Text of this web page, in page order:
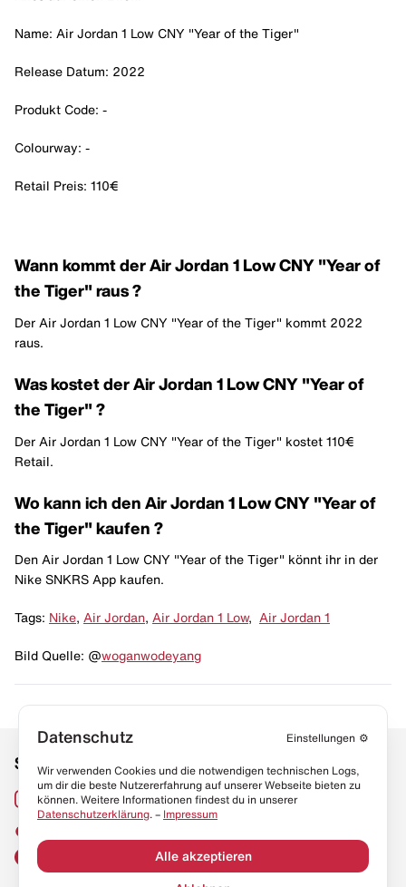
Name: Air Jordan 1 Low CNY "Year of the Tiger"
Release Datum: 2022
Produkt Code: -
Colourway: -
Retail Preis: 110€
Wann kommt der Air Jordan 1 Low CNY "Year of
the Tiger" raus ?
Der Air Jordan 1 Low CNY "Year of the Tiger" kommt 2022
raus.
Was kostet der Air Jordan 1 Low CNY "Year of
the Tiger" ?
Der Air Jordan 1 Low CNY "Year of the Tiger" kostet 110€
Retail.
Wo kann ich den Air Jordan 1 Low CNY "Year of
the Tiger" kaufen ?
Den Air Jordan 1 Low CNY "Year of the Tiger" könnt ihr in der
Nike SNKRS App kaufen.
Tags: Nike, Air Jordan, Air Jordan 1 Low, Air Jordan 1
Bild Quelle: @woganwodeyang
Social Media
Instagram
Links
Sneaker Lexikon
Resell Guide
Datenschutz
Datenschutz Einstellungen ⚙️
Wir verwenden Cookies und die notwendigen technischen Logs,
um dir die beste Nutzererfahrung auf unserer Webseite bieten zu
können. Weitere Informationen findest du in unserer
Datenschutzerklärung. – Impressum
Alle akzeptieren